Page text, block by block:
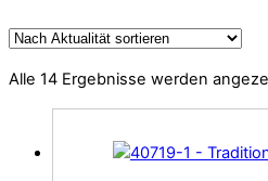
Alle 14 Ergebnisse werden